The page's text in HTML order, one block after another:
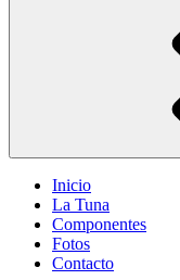
Inicio
La Tuna
Componentes
Fotos
Contacto